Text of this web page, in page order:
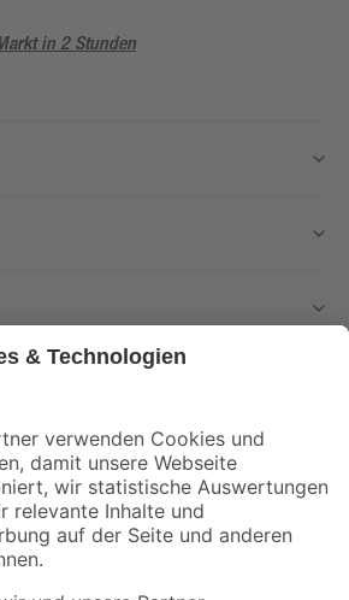
in 2 Stunden
Angebote und Aktionen mehr verpassen!